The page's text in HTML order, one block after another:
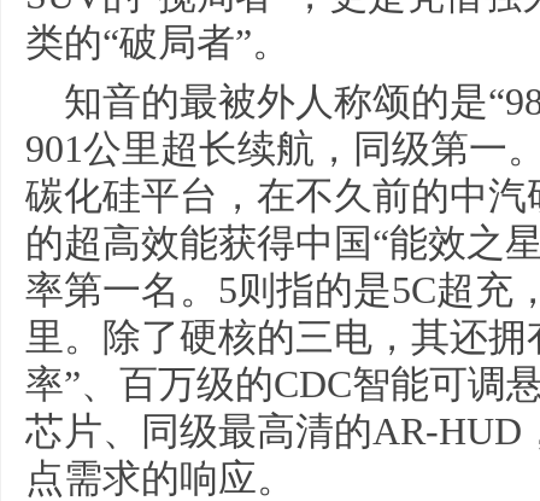
类的“破局者”。
知音的最被外人称颂的是
901公里超长续航，同级第一
碳化硅平台，在不久前的中
的超高效能获得中国“能效之
率第一名。5则指的是5C超充
里。除了硬核的三电，其还
率”、百万级的CDC智能可调
芯片、同级最高清的AR-
点需求的响应。